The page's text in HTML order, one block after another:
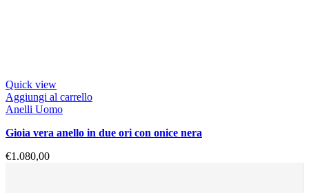
Quick view
Aggiungi al carrello
Anelli Uomo
gioia vera anello in due ori con onice nera
€1.080,00